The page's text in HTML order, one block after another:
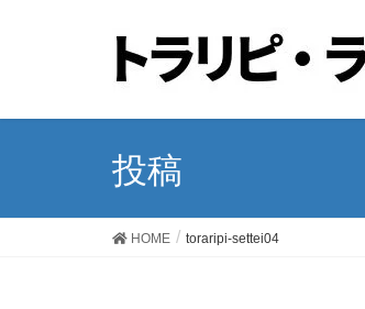
投稿
HOME toraripi-settei04